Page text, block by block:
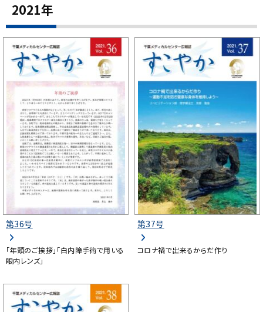
2021年
第36号
「年頭のご挨拶」「白内障手術で用いる
眼内レンズ」
第37号
コロナ禍で出来るからだ作り